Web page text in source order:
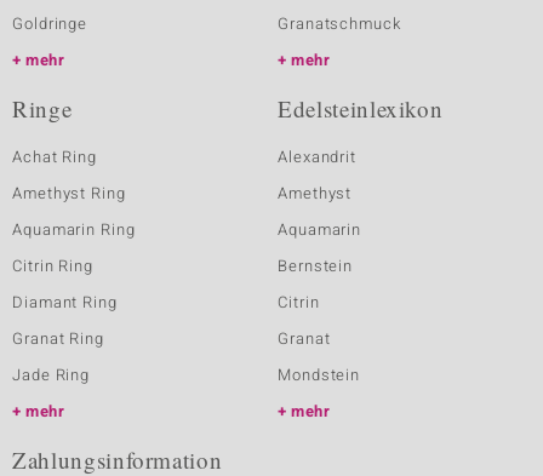
Goldringe
mehr
Granatschmuck
mehr
Ringe
Achat Ring
Amethyst Ring
Aquamarin Ring
Citrin Ring
Diamant Ring
Granat Ring
Jade Ring
mehr
Edelsteinlexikon
Alexandrit
Amethyst
Aquamarin
Bernstein
Citrin
Granat
Mondstein
mehr
Zahlungsinformation